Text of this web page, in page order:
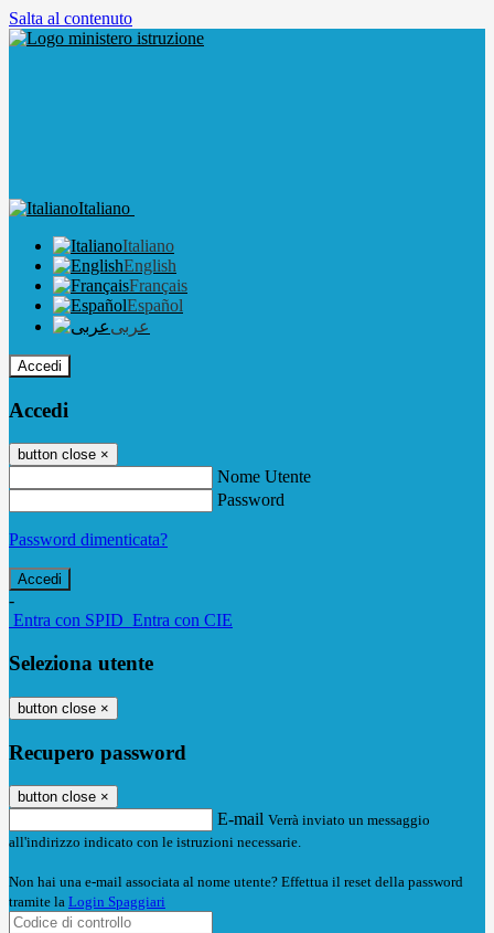
Salta al contenuto
Italiano
Italiano
English
Français
Español
عربى
Accedi
Accedi
button close ×
Nome Utente
Password
Password dimenticata?
-
Entra con SPID Entra con CIE
Seleziona utente
button close ×
Recupero password
button close ×
E-mail Verrà inviato un messaggio
all'indirizzo indicato con le istruzioni necessarie.
Non hai una e-mail associata al nome utente? Effettua il reset della password
tramite la Login Spaggiari